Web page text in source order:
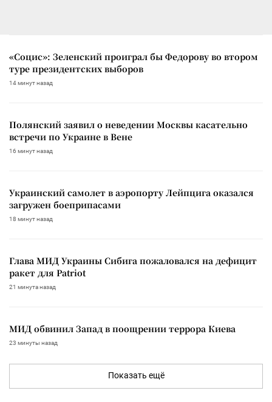
«Социс»: Зеленский проиграл бы Федорову во втором
туре президентских выборов
14 минут назад
Полянский заявил о неведении Москвы касательно
встречи по Украине в Вене
16 минут назад
Украинский самолет в аэропорту Лейпцига оказался
загружен боеприпасами
18 минут назад
Глава МИД Украины Сибига пожаловался на дефицит
ракет для Patriot
21 минута назад
МИД обвинил Запад в поощрении террора Киева
23 минуты назад
Показать ещё